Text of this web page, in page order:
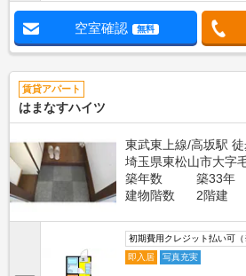
空室確認 無料
賃貸アパート
はまなすハイツ
東武東上線/高坂駅
埼玉県東松山市大字
築年数
築33年
建物階数
2階建
初期費用クレジット払い可
即入居
写真充実